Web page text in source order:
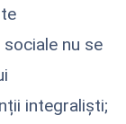
nu se
integraliști;